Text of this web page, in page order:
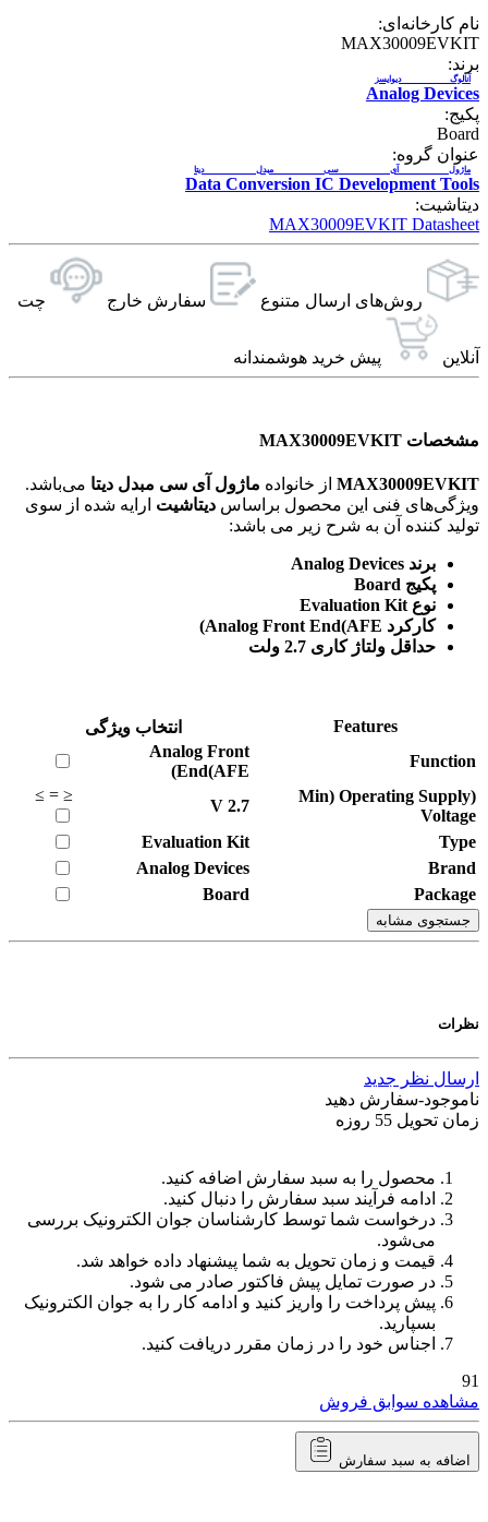
نام کارخانه‌ای:
MAX30009EVKIT
برند:
Analog Devices
آنالوگ دیوایسز
پکیج:
Board
عنوان گروه:
Data Conversion IC Development Tools
ماژول آی سی مبدل دیتا
دیتاشیت:
MAX30009EVKIT Datasheet
روش‌های ارسال‌ متنوع سفارش خارج چت
آنلاین پیش خرید هوشمندانه
مشخصات MAX30009EVKIT
MAX30009EVKIT از خانواده ماژول آی سی مبدل دیتا می‌باشد.
ویژگی‌های فنی این محصول براساس دیتاشیت ارایه شده از سوی
تولید کننده آن به شرح زیر می باشد:
برند Analog Devices
پکیج Board
نوع Evaluation Kit
کارکرد Analog Front End(AFE)
حداقل ولتاژ کاری 2.7 ولت
Features
انتخاب ویژگی
Function
Analog Front
End(AFE)
(Min) Operating Supply
Voltage
2.7
V
≤
=
≥
Type
Evaluation Kit
Brand
Analog Devices
Package
Board
جستجوی مشابه
نظرات
ارسال نظر جدید
ناموجود-سفارش دهید
زمان تحویل 55 روزه
محصول را به سبد سفارش اضافه کنید.
ادامه فرآیند سبد سفارش را دنبال کنید.
درخواست شما توسط کارشناسان جوان الکترونیک بررسی
می‌شود.
قیمت و زمان تحویل به شما پیشنهاد داده خواهد شد.
در صورت تمایل پیش فاکتور صادر می شود.
پیش پرداخت را واریز کنید و ادامه کار را به جوان الکترونیک
بسپارید.
اجناس خود را در زمان مقرر دریافت کنید.
91
مشاهده سوابق فروش
اضافه به سبد سفارش